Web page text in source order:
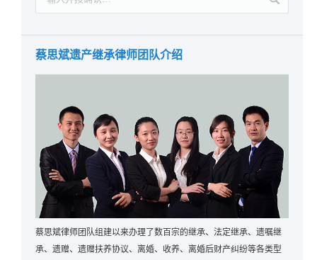
蔡思斌遗产继承律师团队介绍
蔡思斌律师团队组建以来办理了数百宗的继承、法定继承、遗嘱继
承、遗赠、遗赠扶养协议、离婚、收养、离婚后财产纠纷等各类型